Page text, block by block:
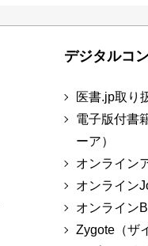
デジタルコ
医書.jp取り
電子版付書
ーア）
オンライン
オンライン
オンライン
Zygote（ザ